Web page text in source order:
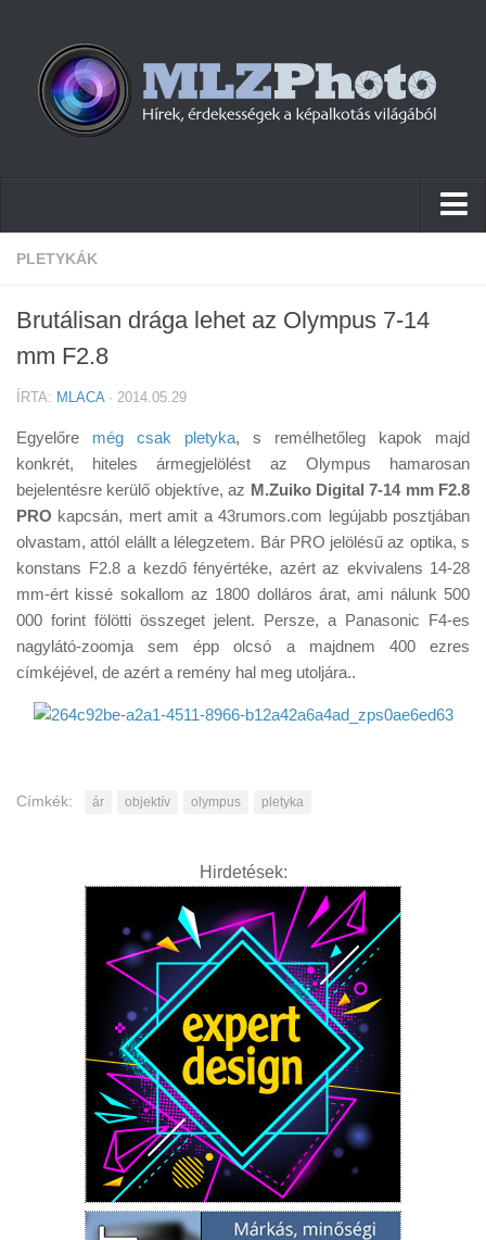
Hírek
Cikkek
Tudástár
Tanácsok
Érdekességek
Helyszíni Riport
E-BB
PLETYKÁK
Brutálisan drága lehet az Olympus 7-14
mm F2.8
ÍRTA: MLACA· 2014.05.29
Egyelőre még csak pletyka, s remélhetőleg kapok majd
konkrét, hiteles ármegjelölést az Olympus hamarosan
bejelentésre kerülő objektíve, az M.Zuiko Digital 7-14 mm F2.8
PRO kapcsán, mert amit a 43rumors.com legújabb posztjában
olvastam, attól elállt a lélegzetem. Bár PRO jelölésű az optika, s
konstans F2.8 a kezdő fényértéke, azért az ekvivalens 14-28
mm-ért kissé sokallom az 1800 dolláros árat, ami nálunk 500
000 forint fölötti összeget jelent. Persze, a Panasonic F4-es
nagylátó-zoomja sem épp olcsó a majdnem 400 ezres
címkéjével, de azért a remény hal meg utoljára..
Címkék: ár objektív olympus pletyka
Hirdetések: